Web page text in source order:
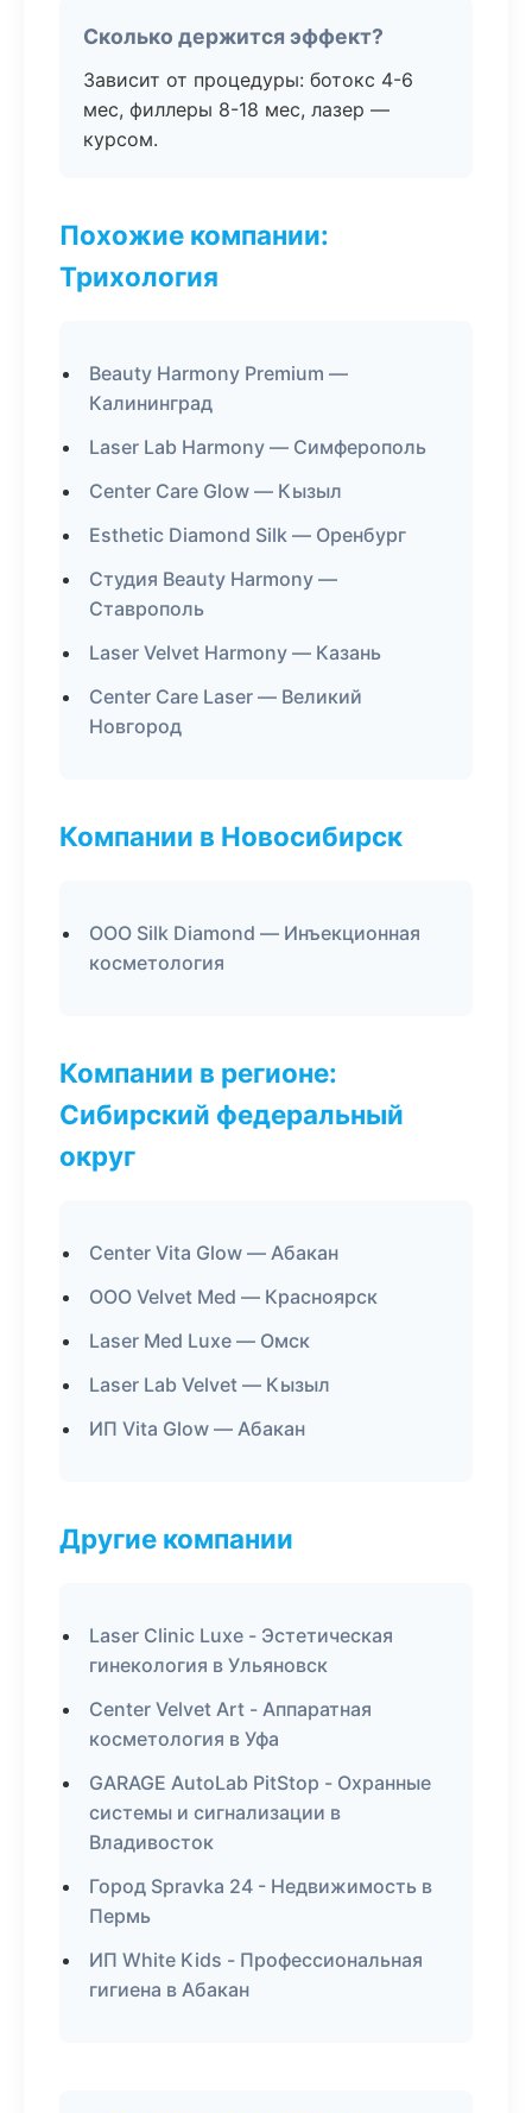
Сколько держится эффект?
Зависит от процедуры: ботокс 4-6
мес, филлеры 8-18 мес, лазер —
курсом.
Похожие компании:
Трихология
Beauty Harmony Premium —
Калининград
Laser Lab Harmony — Симферополь
Center Care Glow — Кызыл
Esthetic Diamond Silk — Оренбург
Студия Beauty Harmony —
Ставрополь
Laser Velvet Harmony — Казань
Center Care Laser — Великий
Новгород
Компании в Новосибирск
ООО Silk Diamond — Инъекционная
косметология
Компании в регионе:
Сибирский федеральный
округ
Center Vita Glow — Абакан
ООО Velvet Med — Красноярск
Laser Med Luxe — Омск
Laser Lab Velvet — Кызыл
ИП Vita Glow — Абакан
Другие компании
Laser Clinic Luxe - Эстетическая
гинекология в Ульяновск
Center Velvet Art - Аппаратная
косметология в Уфа
GARAGE AutoLab PitStop - Охранные
системы и сигнализации в
Владивосток
Город Spravka 24 - Недвижимость в
Пермь
ИП White Kids - Профессиональная
гигиена в Абакан